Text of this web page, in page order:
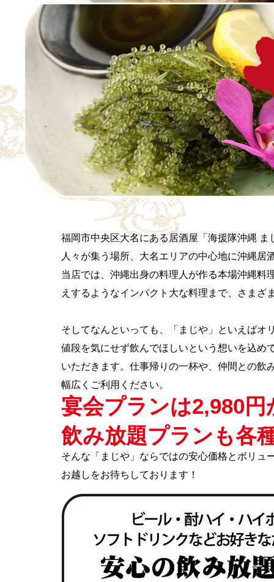
福岡市中央区大名にある居酒屋「海援隊沖縄 ま
人々が集う場所、大名エリアの中心地に沖縄居
当店では、沖縄出身の料理人が作る本場沖縄料
えするようなインパクト大な料理まで、さまざ
そしてなんといっても、「まじや」といえばオ
値段を気にせず飲んでほしいという想いを込め
いただきます。仕事帰りの一杯や、仲間との飲
幅広くご利用ください。
宴会プランは2,980円
飲み放題プランも各
そんな「まじや」ならではの安心価格とボリュ
お越しをお待ちしております！